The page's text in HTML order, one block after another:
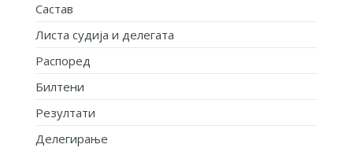
Састав
Листа судија и делегата
Распоред
Билтени
Резултати
Делегирање